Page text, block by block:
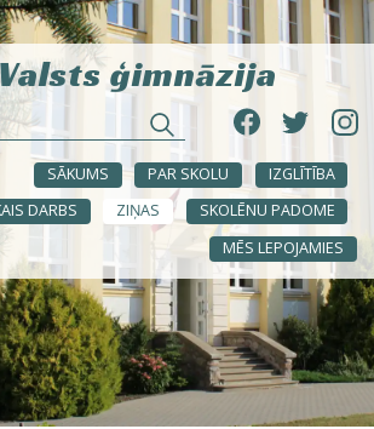
ģimnāzija
SĀKUMS PAR SKOLU
IZGLĪTĪBA
DARBS
ZIŅAS
SKOLĒNU PADOME
MĒS LEPOJAMIES